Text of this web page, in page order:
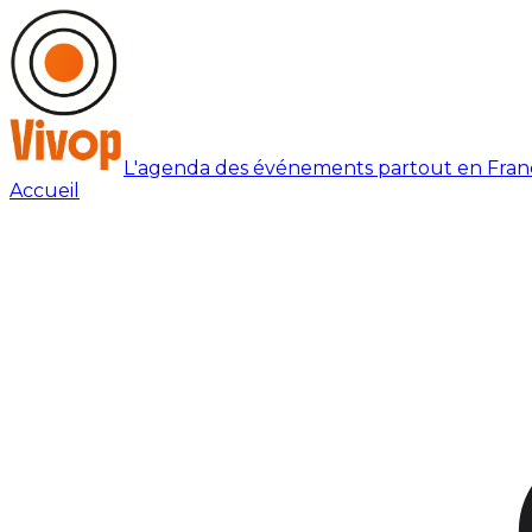
L'agenda des événements partout en
Accueil